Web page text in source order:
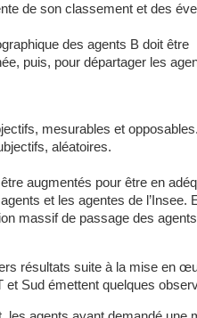
de son classement et des
des agents B doit être
puis, pour départager les
mesurables et
aléatoires.
augmentés pour être en
et les agentes de l’Insee.
massif de passage des
résultats suite à la mise en
Sud émettent quelques